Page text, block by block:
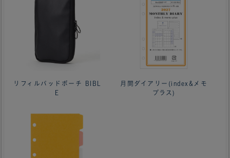
リフィルパッドポーチ BIBL
E
月間ダイアリー(index&メモ
プラス)